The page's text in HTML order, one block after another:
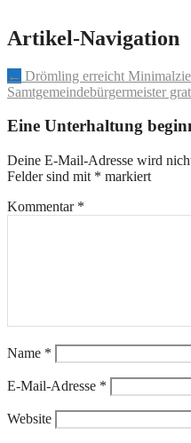
Artikel-Navigation
← Drömling erreicht
Samtgemeindebürgermeister
Eine Unterhaltung
Deine E-Mail-Adresse wird
Felder sind mit * markiert
Kommentar *
Name *
E-Mail-Adresse *
Website